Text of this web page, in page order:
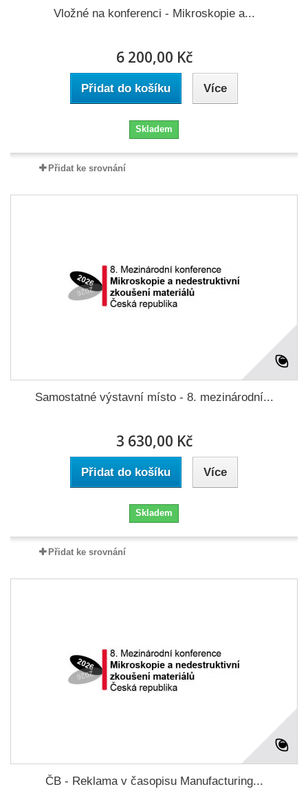
Vložné na konferenci - Mikroskopie a...
6 200,00 Kč
Přidat do košíku Více
Skladem
Přidat ke srovnání
Samostatné výstavní místo - 8. mezinárodní...
3 630,00 Kč
Přidat do košíku Více
Skladem
Přidat ke srovnání
ČB - Reklama v časopisu Manufacturing...